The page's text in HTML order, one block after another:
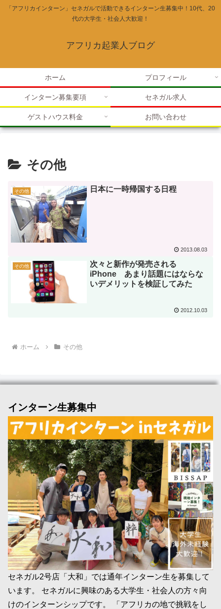
「アフリカインターン」セネガルで活動できるインターン生募集中！10代、20
代の大学生・社会人大歓迎！
アフリカ起業人ブログ
ホーム プロフィール
インターン募集要項 セネガル求人
ゲストハウス料金 お問い合わせ
その他
その他 日本に一時帰国する日程
2013.08.03
その他
次々と新作が発売される
iPhone あまり話題にはならな
いデメリットを検証してみた
2012.10.03
ホーム その他
インターン生募集中
セネガル2号店「大和」では通年インターン生を募集して
います。 セネガルに興味のある大学生・社会人の方々向
けのインターンシップです。 「アフリカの地で挑戦をし